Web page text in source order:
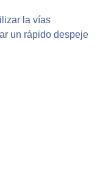
la vías
un rápido despeje